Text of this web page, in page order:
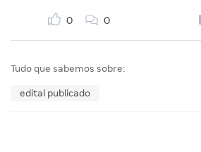
0 0
Tudo que sabemos sobre:
edital publicado